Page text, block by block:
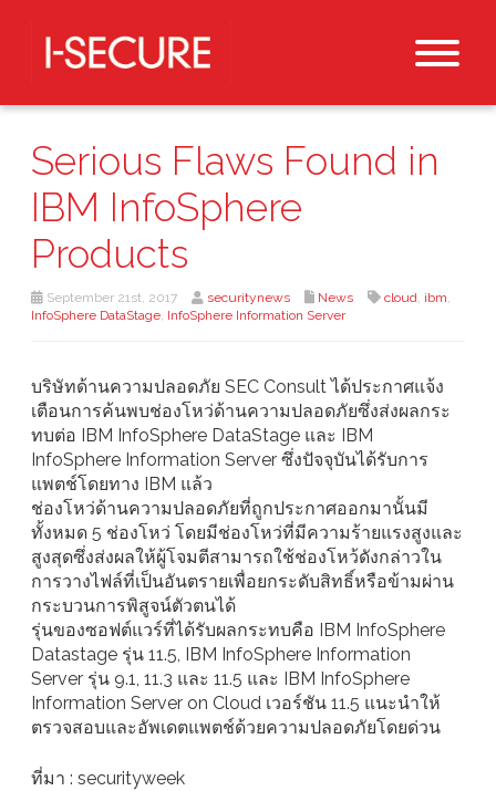
Serious Flaws Found in
IBM InfoSphere
Products
September 21st, 2017 securitynews News cloud, ibm,
InfoSphere DataStage, InfoSphere Information Server
บริษัทด้านความปลอดภัย SEC Consult ได้ประกาศแจ้ง
เตือนการค้นพบช่องโหว่ด้านความปลอดภัยซึ่งส่งผลกระ
ทบต่อ IBM InfoSphere DataStage และ IBM
InfoSphere Information Server ซึ่งปัจจุบันได้รับการ
แพตช์โดยทาง IBM แล้ว
ช่องโหว่ด้านความปลอดภัยที่ถูกประกาศออกมานั้นมี
ทั้งหมด 5 ช่องโหว่ โดยมีช่องโหว่ที่มีความร้ายแรงสูงและ
สูงสุดซึ่งส่งผลให้ผู้โจมตีสามารถใช้ช่องโหว้ดังกล่าวใน
การวางไฟล์ที่เป็นอันตรายเพื่อยกระดับสิทธิ์หรือข้ามผ่าน
กระบวนการพิสูจน์ตัวตนได้
รุ่นของซอฟต์แวร์ที่ได้รับผลกระทบคือ IBM InfoSphere
Datastage รุ่น 11.5, IBM InfoSphere Information
Server รุ่น 9.1, 11.3 และ 11.5 และ IBM InfoSphere
Information Server on Cloud เวอร์ชัน 11.5 แนะนำให้
ตรวจสอบและอัพเดตแพตช์ด้วยความปลอดภัยโดยด่วน
ที่มา : securityweek